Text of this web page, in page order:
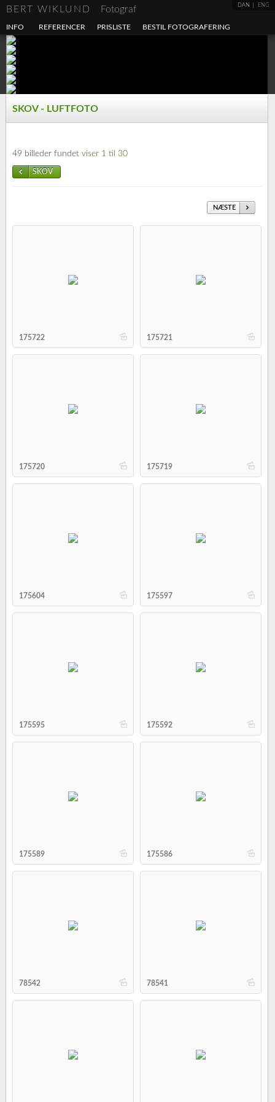
DAN ENG
BERT WIKLUND Fotograf
INFO REFERENCER PRISLISTE BESTIL FOTOGRAFERING
SKOV - LUFTFOTO
49 billeder fundet viser 1 til 30
SKOV
NÆSTE
b
175722 b
175721
b
175720 b
175719
b
175604 b
175597
b
175595 b
175592
b
175589 b
175586
b
78542 b
78541